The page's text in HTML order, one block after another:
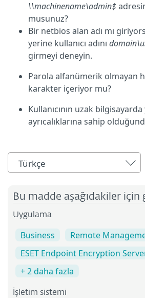
\\machinename\admin$
musunuz?
Bir netbios alan adı mı
yerine kullanıcı adını
girmeyi deneyin.
Parola alfanümerik olmayan
karakter içeriyor mu?
Kullanıcının uzak
ayrıcalıklarına sahip
Türkçe
Bu madde aşağıdakiler için
Uygulama
Business
Remote
ESET Endpoint Encryption
+ 2 daha fazla
İşletim sistemi